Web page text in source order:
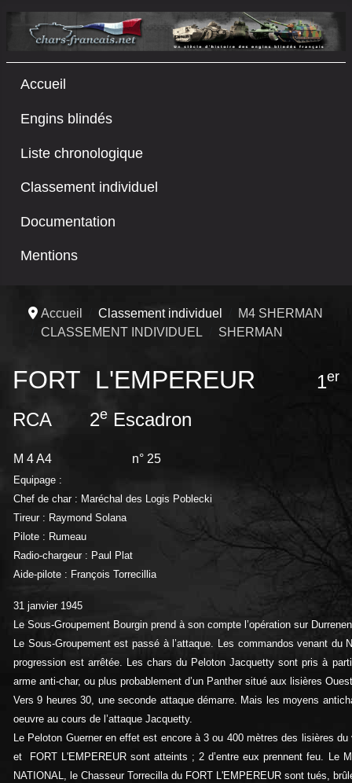
Accueil
Engins blindés
Liste chronologique
Classement individuel
Documentation
Mentions
Accueil Classement individuel
M4 SHERMAN
CLASSEMENT INDIVIDUEL
SHERMAN
FORT L'EMPEREUR 1er
RCA 2e Escadron
M 4 A4 n° 25
Equipage :
Chef de char : Maréchal des Logis Poblecki
Tireur : Raymond Solana
Pilote : Rumeau
Radio-chargeur : Paul Plat
Aide-pilote : François Torrecillia
31 janvier 1945
Le Sous-Groupement Bourgin prend à son compte l’opération sur
Le Sous-Groupement est passé à l’attaque. Les commandos venant du
progression est arrêtée. Les chars du Peloton Jacquetty sont pris à
arme anti-char, ou plus probablement d’un Panther situé aux lisières
Vers 9 heures 30, une seconde attaque démarre. Mais les moyens
oeuvre au cours de l’attaque Jacquetty.
Le Peloton Guerner en effet est encore à 3 ou 400 mètres des lisières
et FORT L'EMPEREUR sont atteints ; 2 d’entre eux prennent feu. Le
NATIONAL, le Chasseur Torrecilla du FORT L'EMPEREUR sont tués,